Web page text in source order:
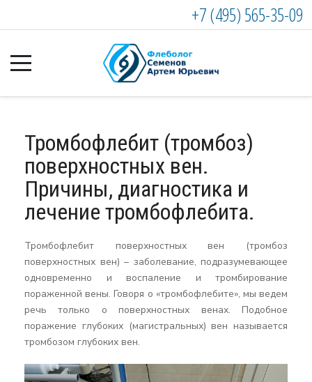
+7 (495) 565-35-09
Тромбофлебит (тромбоз)
поверхностных вен.
Причины, диагностика и
лечение тромбофлебита.
Тромбофлебит поверхностных вен (тромбоз
поверхностных вен) – заболевание, подразумевающее
одновременно и воспаление и тромбирование
пораженной вены. Говоря о «тромбофлебите», мы ведем
речь только о поверхностных венах. Подобное
поражение глубоких (магистральных) вен называется
тромбозом глубоких вен.